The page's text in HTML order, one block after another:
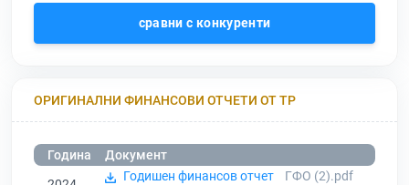
сравни с конкуренти
ОРИГИНАЛНИ ФИНАНСОВИ ОТЧЕТИ ОТ ТР
Година
Документ
Годишен финансов отчет
ГФО (2).pdf